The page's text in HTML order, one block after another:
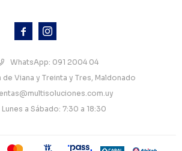
 
WhatsApp: 091 2004 04
de Viana y Treinta y Tres, Maldonado
Lunes a Sábado: 7:30 a 18:30